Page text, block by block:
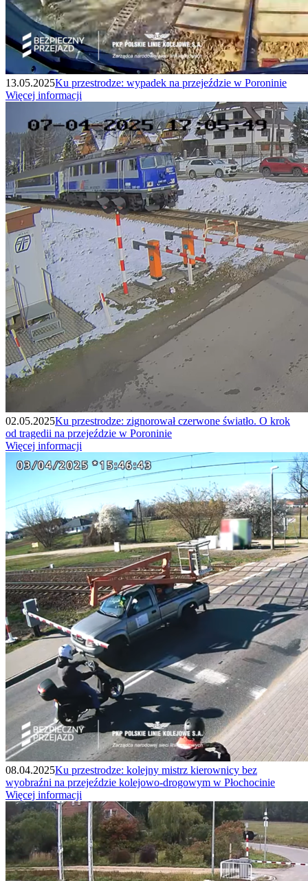
13.05.2025Ku przestrodze: wypadek na przejeździe w Poroninie
Więcej informacji
02.05.2025Ku przestrodze: zignorował czerwone światło. O krok
od tragedii na przejeździe w Poroninie
Więcej informacji
08.04.2025Ku przestrodze: kolejny mistrz kierownicy bez
wyobraźni na przejeździe kolejowo-drogowym w Płochocinie
Więcej informacji